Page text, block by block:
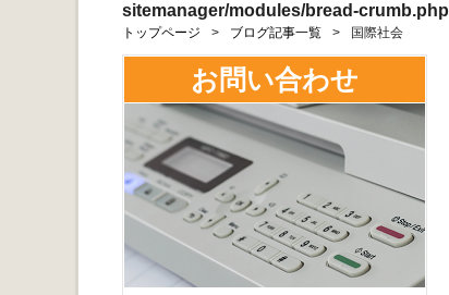
sitemanager/modules/bread-crumb.php
トップページ ブログ記事一覧 国際社会
お問い合わせ